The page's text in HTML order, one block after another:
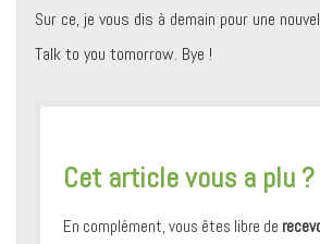
Sur ce, je vous dis à demain pour une
Talk to you tomorrow. Bye !
​Cet article vous a plu ?
En complément, vous êtes libre de